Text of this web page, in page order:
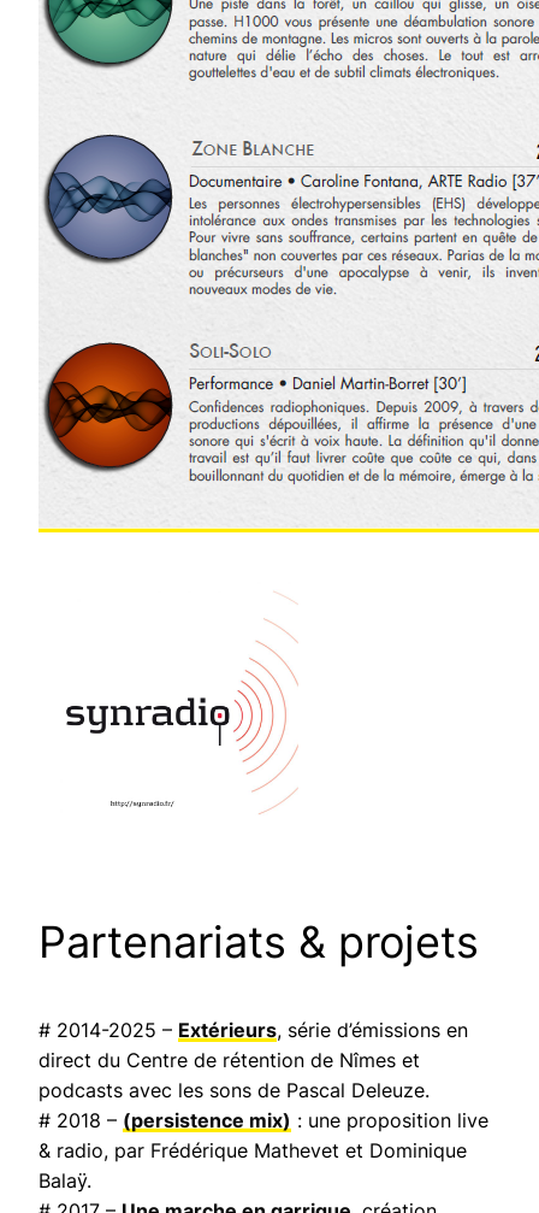
Partenariats & projets
# 2014-2025 – Extérieurs, série d’émissions en
direct du Centre de rétention de Nîmes et
podcasts avec les sons de Pascal Deleuze.
# 2018 – (persistence mix) : une proposition live
& radio, par Frédérique Mathevet et Dominique
Balaÿ.